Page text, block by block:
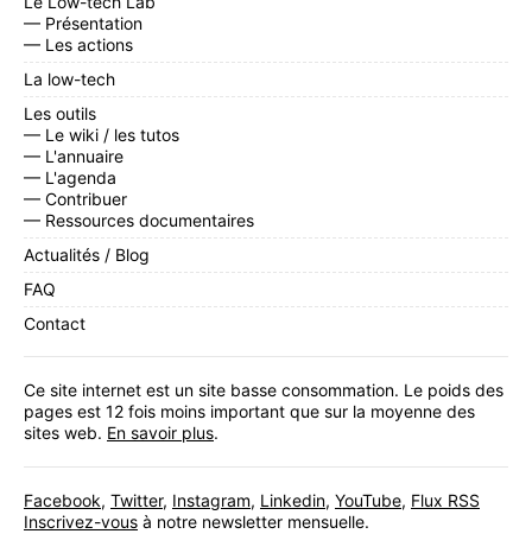
— Présentation
— Les actions
La low-tech
Les outils
— Le wiki / les tutos
— L'annuaire
— L'agenda
— Contribuer
— Ressources documentaires
Actualités / Blog
FAQ
Contact
Ce site internet est un site basse consommation. Le poids des
pages est 12 fois moins important que sur la moyenne des
sites web. En savoir plus.
Facebook, Twitter, Instagram, Linkedin, YouTube, Flux RSS
Inscrivez-vous à notre newsletter mensuelle.